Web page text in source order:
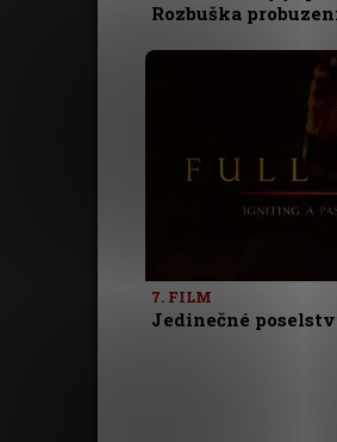
Rozbuška
7. FILM
Jedinečné